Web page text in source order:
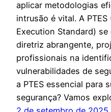
aplicar metodologias
intrusão é vital. A
Execution Standard)
diretriz abrangente,
profissionais na
vulnerabilidades de
a PTES essencial para
segurança? Vamos